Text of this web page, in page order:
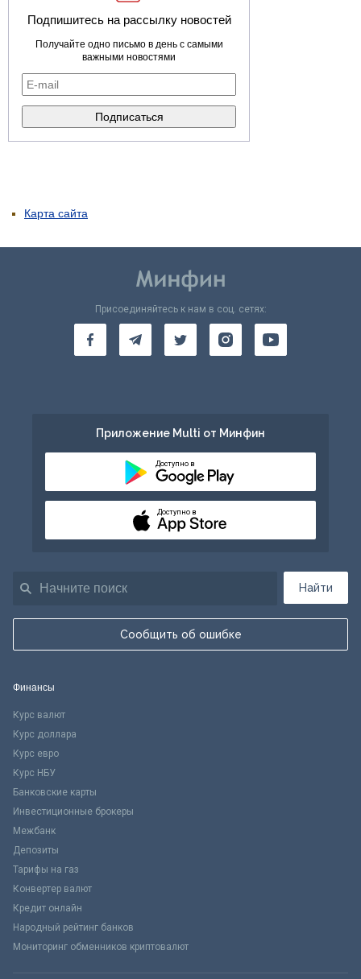
Подпишитесь на рассылку новостей
Получайте одно письмо в день с самыми
важными новостями
Карта сайта
Найти
Сообщить об ошибке
Присоединяйтесь к нам в соц. сетях:
Приложение Multi от Минфин
Доступно в
Доступно в
Финансы
Курс валют
Курс доллара
Курс евро
Курс НБУ
Банковские карты
Инвестиционные брокеры
Межбанк
Депозиты
Тарифы на газ
Конвертер валют
Кредит онлайн
Народный рейтинг банков
Мониторинг обменников криптовалют